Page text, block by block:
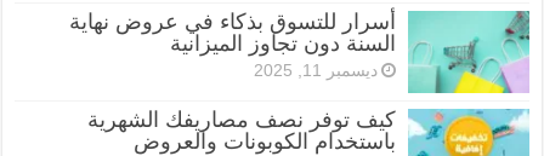
أسرار للتسوق بذكاء في عروض نهاية
السنة دون تجاوز الميزانية
ديسمبر 11, 2025
كيف توفر نصف مصاريفك الشهرية
باستخدام الكوبونات والعروض